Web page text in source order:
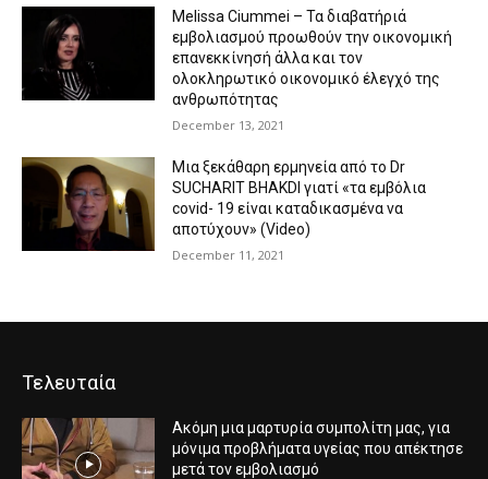
Melissa Ciummei – Τα διαβατήριά
εμβολιασμού προωθούν την οικονομική
επανεκκίνησή άλλα και τον
ολοκληρωτικό οικονομικό έλεγχό της
ανθρωπότητας
December 13, 2021
Μια ξεκάθαρη ερμηνεία από το Dr
SUCHARIT BHAKDI γιατί «τα εμβόλια
covid- 19 είναι καταδικασμένα να
αποτύχουν» (Video)
December 11, 2021
Τελευταία
Ακόμη μια μαρτυρία συμπολίτη μας, για
μόνιμα προβλήματα υγείας που απέκτησε
μετά τον εμβολιασμό